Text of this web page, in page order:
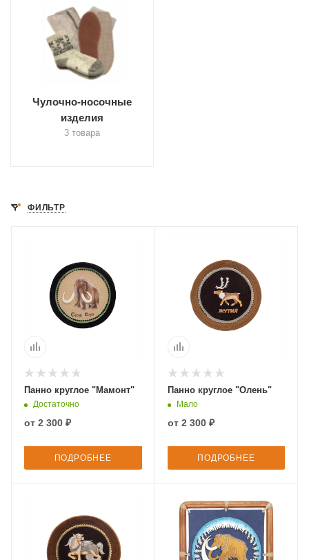
Чулочно-носочные
изделия
3 товара
ФИЛЬТР
Панно круглое "Мамонт"
Достаточно
от 2 300 ₽
ПОДРОБНЕЕ
Панно круглое "Олень"
Мало
от 2 300 ₽
ПОДРОБНЕЕ